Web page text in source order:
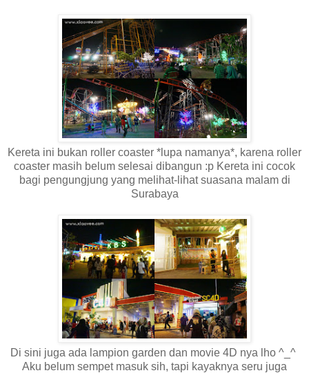
Kereta ini bukan roller coaster *lupa namanya*, karena roller
coaster masih belum selesai dibangun :p Kereta ini cocok
bagi pengungjung yang melihat-lihat suasana malam di
Surabaya
Di sini juga ada lampion garden dan movie 4D nya lho ^_^
Aku belum sempet masuk sih, tapi kayaknya seru juga